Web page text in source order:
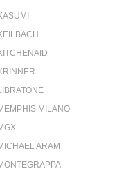
MILANO
ARAM